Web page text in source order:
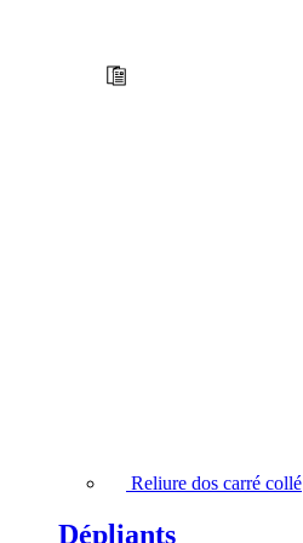
Reliure dos carré collé
Dépliants